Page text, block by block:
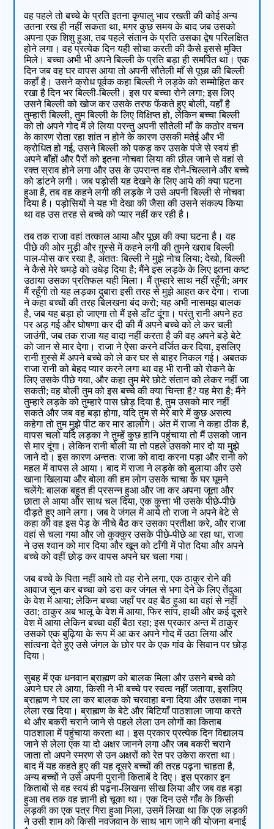
वह पहले तो बच्चे के प्रति इतना कृपालु भाव रखती की कोई अन्य
उतना रख ही नहीं सकता था, मगर कुछ समय के बाद जब उसको
अपना एक शिशु हुआ, तब पहले संतान के प्रति उसका द्वेष परिलक्षित
होने लगा। वह प्रत्येक दिन यही सोचा करती की कैसे इससे मुक्ति
मिले। बच्चा अभी भी अपने बिल्ली के प्रति बड़ा ही समर्पित था। एक
दिन जब वह घर वापस आया तो अपनी सौतेली माँ से पूछा की बिल्ली
कहाँ है। उसने क्रोध पूर्वक कहा बिल्ली ने लड़के को सम्मोहित कर
रखा है दिन भर बिल्ली-बिल्ली। इस पर बच्चा रोने लगा; इस लिए
उसने बिल्ली को खोज कर उसके तरफ फेंकते हुए बोली, यहाँ है
तुम्हारी बिल्ली, तुम बिल्ली के लिए विक्षिप्त हो, लेकिन बच्चा बिल्ली
को तो अपने गोद में ले लिया परन्तु अपनी सौतेली माँ के कठोर वचन
के कारण रोता रहा शांत न होने के कारण उसकी मतेई और भी
क्रोधित हो गई, उसने बिल्ली को पकड़ कर उसके पंजे से स्वयं ही
अपने बाँहों और पैरों को इतना नोचवा लिया की छील जाने से वहां से
रक्त स्राव होने लगा और उस के उपरान्त वह रोने-चिल्लाने और बच्चे
को डांटने लगी। जब पड़ोसी यह देखने के लिए आये की क्या घटना
हुआ है, तब वह कहने लगी की लड़के ने उसे अपनी बिल्ली से नोचवा
दिया है। पड़ोसियों ने यह भी देखा की जैसा की उसने संकल्प किया
था वह उस तरह से बच्चे को प्यार नहीं कर रही है।
तब तक राजा वहां तत्काल आया और पूछा की क्या घटना है। वह
पीछे की ओर मुड़ी और ग़ुस्से में कहने लगी की तुमने खराब बिल्ली
पाल-पोस कर रखा है, अंततः बिल्ली ने मुझे नोच लिया; देखो, बिल्ली
ने कैसे मेरे चमड़े को उधेड़ दिया है; मैंने इस लड़के के लिए इतना कष्ट
उठाया उसका प्रतिफल यही मिला। मैं तुम्हारे साथ नहीं रहूँगी; अगर
मैं रहूँगी तो यह लड़का दुबारा इसी तरह से मुझे आहत कर देगा। राजा
ने कहा बच्चों की तरह बिलखना बंद करो; यह अभी नासमझ बालक
है, जब यह बड़ा हो जाएगा तो मैं इसे डाँट दूंगा। परंतु रानी अपने हठ
पर अड़ गई और घोषणा कर दी की मैं अपने बच्चे को ले कर चली
जाउंगी, जब तक राजा यह वादा नहीं करता है की वह अपने बड़े बेटे
को जान से मार देगा। राजा ने ऐसा करने वर्जित कर दिया, इसलिए
रानी ग़ुस्से में अपने बच्चे को ले कर घर से बाहर निकल गई। अबतक
राजा रानी को बेहद प्यार करने लगा था वह भी रानी को रोकने के
लिए उसके पीछे गया, और कहा तुम मेरे छोटे संतान को लेकर नहीं जा
सकती; वह बोली तुम को इस बच्चे की क्या चिन्ता है? यह मेरा है; मैंने
तुम्हारे लड़के को तुम्हारे पास छोड़ दिया है, तुम उसको मार नहीं
सकते और जब वह बड़ा होगा, यदि तुम से मेरे बारे में कुछ असत्य
कहेगा तो तुम मुझे पीट कर मार डालोगे। अंत में राजा ने कहा ठीक है,
वापस चलो यदि लड़का ने तुम्हें कुछ हानि पहुंचाया तो मैं उसको जान
से मार दूंगा। लेकिन रानी बोली या तो पहले उसको मार दो या मुझे
जाने दो। इस कारण अन्ततः राजा को वादा करना पड़ा और रानी को
महल में वापस ले आया। बाद में राजा ने लड़के को बुलाया और उसे
खाना खिलाया और बोला की हम लोग उसके चाचा के घर घूमने
चलेंगे: बालक बहुत ही प्रसन्न हुआ और जा कर अपना जूता और
छाता ले आया और साथ चल दिया, एक कुत्ता भी उसके पीछे-पीछे
दौड़ते हुए आने लगा। जब वे जंगल में आये तो राजा ने अपने बेटे से
कहा की वह इस पेड़ के नीचे बैठ कर उसका प्रतीक्षा करे, और राजा
वहां से चला गया और जो कुक्कुर उसके पीछे-पीछे आ रहा था, राजा
ने उस श्वान को मार दिया और खून को टाँगी में पोत दिया और अपने
बच्चे को वहीं छोड़ कर वापस अपने घर चला गया।
जब बच्चे के पिता नहीं आये तो वह रोने लगा, एक ठाकुर रोने की
आवाज सून कर बच्चा को डरा कर जंगल से भगा देने के लिए तेंदुआ
के वेश में आया; लेकिन बच्चा जहाँ पर वह बैठ हुआ था वहां से नहीं
उठा; ठाकुर अब भालू के वेश में आया, फिर सांप, हाथी और कई दूसरे
वेश में आया लेकिन बच्चा वहीं बैठा रहा; इस प्रकार अन्त में ठाकुर
उसको एक बुढ़िया के रूप में आ कर अपने गोद में उठा लिया और
सांत्वना देते हुए उसे जंगल के छोर पर के एक गांव के सिवान पर छोड़
दिया।
सुबह में एक धनवान ब्राह्मण को बालक मिला और उसने बच्चे को
अपने घर ले आया, किसी ने भी बच्चे पर स्वत्व नहीं जताया, इसलिए
ब्राह्मण ने घर ला कर बालक को चरवाहा बना दिया और उसका नाम
लेला रख दिया। ब्राह्मण के बेटे और बिटियाँ पाठशाला जाया करते
थे और बकरी चराने जाने से पहले लेला उन लोगों का किताब
पाठशाला में पहुंचाया करता था। इस प्रकार प्रत्येक दिन विद्यालय
जाने से लेला एक या दो अक्षर जानने लगा और जब बकरी चराने
जाता तो अपने स्मरण से उन अक्षरों को रेत पर उकेरा करता था।
बाद में यह कहते हुए की यह दूसरे बच्चों की तरह पढ़ना चाहता है,
अन्य बच्चों ने उसे अपनी पुरानी किताबें दे दिए। इस प्रकार इन
किताबों से वह स्वयं ही पढ़ना-लिखना सीख लिया और जब वह बड़ा
हुआ तब तक वह ज्ञानी हो चूका था। एक दिन उसे गाँव के किसी
लड़की का एक पत्र गिरा हुआ मिला, उसमें लिखा था कि एक लड़की
ने उसी शाम को किसी नवजवान के साथ भाग जाने की योजना बनाई